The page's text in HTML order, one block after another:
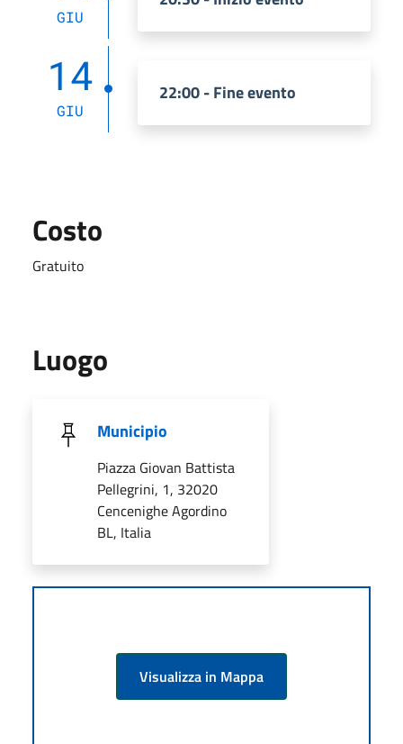
GIU
14
GIU
22:00 - Fine evento
Costo
Gratuito
Luogo
Municipio
Piazza Giovan Battista
Pellegrini, 1, 32020
Cencenighe Agordino
BL, Italia
Visualizza in Mappa